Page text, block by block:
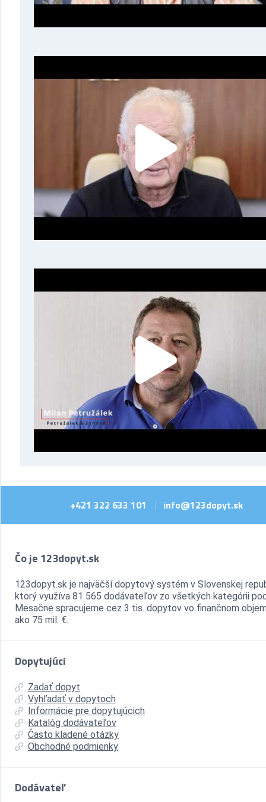
+421 322 633 101 info@123dopyt.sk
Čo je 123dopyt.sk
123dopyt.sk je najväčší dopytový systém v Slovenskej
ktorý využíva 81 565 dodávateľov zo všetkých kategórii
Mesačne spracujeme cez 3 tis. dopytov vo finančnom
ako 75 mil. €.
Dopytujúci
Zadať dopyt
Vyhľadať v dopytoch
Informácie pre dopytujúcich
Katalóg dodávateľov
Často kladené otázky
Obchodné podmienky
Dodávateľ